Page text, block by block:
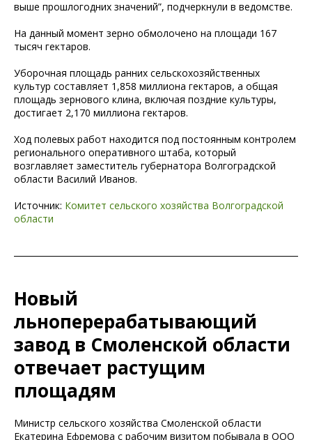
выше прошлогодних значений”, подчеркнули в ведомстве.
На данный момент зерно обмолочено на площади 167
тысяч гектаров.
Уборочная площадь ранних сельскохозяйственных
культур составляет 1,858 миллиона гектаров, а общая
площадь зернового клина, включая поздние культуры,
достигает 2,170 миллиона гектаров.
Ход полевых работ находится под постоянным контролем
регионального оперативного штаба, который
возглавляет заместитель губернатора Волгоградской
области Василий Иванов.
Источник: Комитет сельского хозяйства Волгоградской
области
Новый
льноперерабатывающий
завод в Смоленской области
отвечает растущим
площадям
Министр сельского хозяйства Смоленской области
Екатерина Ефремова с рабочим визитом побывала в ООО